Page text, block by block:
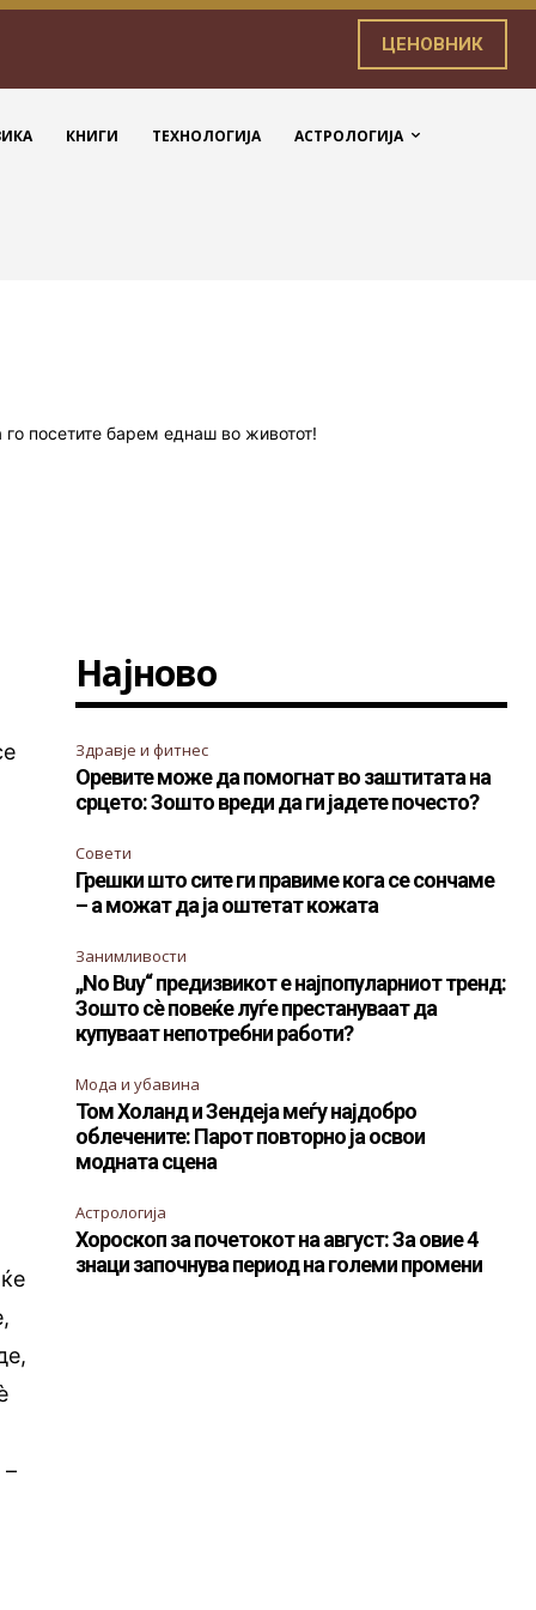
ЦЕНОВНИК
КНИГИ ТЕХНОЛОГИЈА АСТРОЛОГИЈА
–
Најново
Здравје и фитнес
Оревите може да помогнат во заштитата на
срцето: Зошто вреди да ги јадете почесто?
Совети
Грешки што сите ги правиме кога се сончаме
– а можат да ја оштетат кожата
Занимливости
„No Buy“ предизвикот е најпопуларниот тренд:
Зошто сè повеќе луѓе престануваат да
купуваат непотребни работи?
Мода и убавина
Том Холанд и Зендеја меѓу најдобро
облечените: Парот повторно ја освои
модната сцена
Астрологија
Хороскоп за почетокот на август: За овие 4
знаци започнува период на големи промени